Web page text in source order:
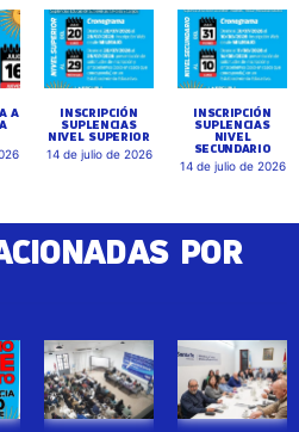
A INSCRIPCIÓN
SUPLENCIAS
NIVEL SUPERIOR
14 de julio de 2026
INSCRIPCIÓN
SUPLENCIAS
NIVEL
SECUNDARIO
14 de julio de 2026
POR